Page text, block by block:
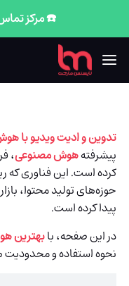
☎️ مرکز تماس
تدوین و ادیت ویدیو با
پیشرفتههوش مصنوعی،
کرده است. این فناوری که
حوزه‌های تولید محتوا،
پیدا کرده است.
در این صفحه، بابهترین
نحوه استفاده و